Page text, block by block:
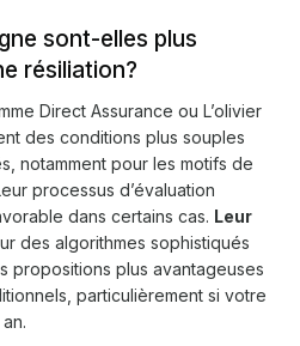
sont-elles plus
résiliation?
Direct Assurance ou L’olivier
des conditions plus souples
notamment pour les motifs de
processus d’évaluation
dans certains cas. Leur
des algorithmes sophistiqués
propositions plus avantageuses
particulièrement si votre